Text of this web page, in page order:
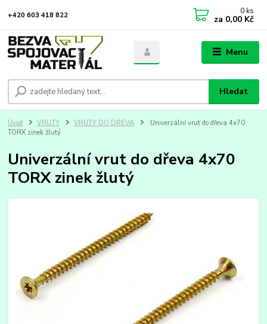
Menu
Hledat
+420 603 418 822 0 ks
za 0,00 Kč
Úvod VRUTY VRUTY DO DŘEVA
Univerzální vrut do dřeva 4x70
TORX zinek žlutý
Univerzální vrut do dřeva 4x70
TORX zinek žlutý